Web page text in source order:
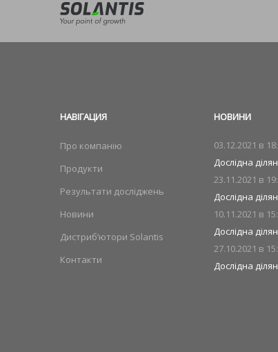
НАВIГАЦИЯ
Про компанію
Продукти
Результати досліджень
Новини
Дистриб’ютори Solantis
Контакти
НОВИНИ
03.12.2021 в
Дослідна
23.11.2021 в
Дослідна
10.11.2021 в
Дослідна
27.10.2021 в
Дослідна